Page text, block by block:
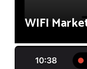
WIFI
Cafe & Restaurant